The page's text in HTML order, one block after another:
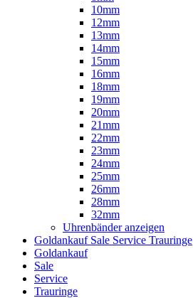
10mm
12mm
13mm
14mm
15mm
16mm
18mm
19mm
20mm
21mm
22mm
23mm
24mm
25mm
26mm
28mm
32mm
Uhrenbänder anzeigen
Goldankauf Sale Service Trauringe
Goldankauf
Sale
Service
Trauringe